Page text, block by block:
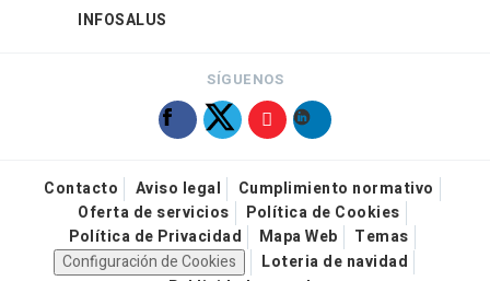
INFOSALUS
SÍGUENOS
Contacto Aviso legal
Cumplimiento normativo
Oferta de servicios
Política de Cookies
Política de Privacidad
Mapa Web
Temas
Configuración de Cookies
Loteria de navidad